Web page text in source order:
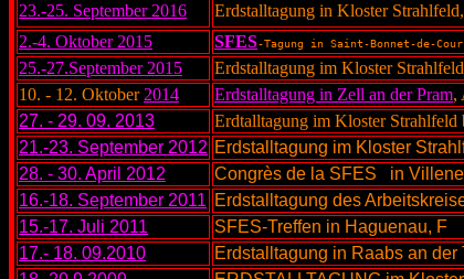
23.-25. September 2016
Erdstalltagung in Kloster
2.-4. Oktober 2015
SFES-Tagung in Saint-Bonnet-de-
25.-27.September 2015
Erdstalltagung im Kloster
10. - 12. Oktober 2014 Erdstalltagung in Zell an der Pram,
27. - 29. 09. 2013
Erdtalltagung im Kloster Strahlfeld
21.-23. September 2012 Erdstalltagung im Kloster
28. - 30. April 2012
Congrès de la SFES
in
16.-18. September 2011 Erdstalltagung des
15.-17. Juli 2011
SFES-Treffen in Haguenau, F
17.- 18. 09.2010
Erdstalltagung in Raabs an der